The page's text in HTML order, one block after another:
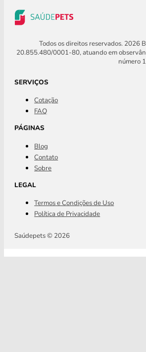
Todos os direitos reservados. 2026
20.855.480/0001-80, atuando em
número
SERVIÇOS
Cotação
FAQ
PÁGINAS
Blog
Contato
Sobre
LEGAL
Termos e Condições de Uso
Política de Privacidade
Saúdepets © 2026